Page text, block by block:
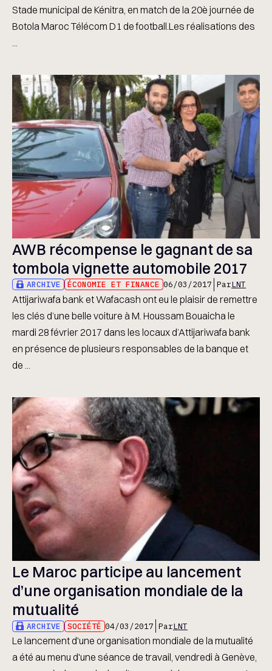
Stade municipal de Kénitra, en match de la 20è journée de
Botola Maroc Télécom D1 de football.Les réalisations des
AWB récompense le gagnant de sa
tombola vignette automobile 2017
ARCHIVE ÉCONOMIE ET FINANCE 06/03/2017 ParLNT
Attijariwafa bank et Wafacash ont eu le plaisir de remettre
les clés d’une belle voiture à M. Houssam Bouaicha le
mardi 28 février 2017 dans les locaux d’Attijariwafa bank
en présence de plusieurs responsables de la banque et
de ...
Le Maroc participe au lancement
d’une organisation mondiale de la
mutualité
ARCHIVE SOCIÉTÉ 04/03/2017 ParLNT
Le lancement d'une organisation mondiale de la mutualité
a été au menu d'une séance de travail, vendredi à Genève,